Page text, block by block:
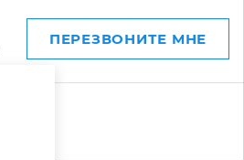
ПЕРЕЗВОНИТЕ МНЕ